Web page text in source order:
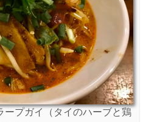
ープガイ（タイのハーブと鶏